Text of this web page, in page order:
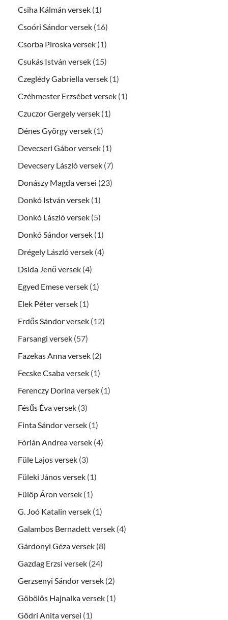
Csiha Kálmán versek (1)
Csoóri Sándor versek (16)
Csorba Piroska versek (1)
Csukás István versek (15)
Czeglédy Gabriella versek (1)
Czéhmester Erzsébet versek (1)
Czuczor Gergely versek (1)
Dénes György versek (1)
Devecseri Gábor versek (1)
Devecsery László versek (7)
Donászy Magda versei (23)
Donkó István versek (1)
Donkó László versek (5)
Donkó Sándor versek (1)
Drégely László versek (4)
Dsida Jenő versek (4)
Egyed Emese versek (1)
Elek Péter versek (1)
Erdős Sándor versek (12)
Farsangi versek (57)
Fazekas Anna versek (2)
Fecske Csaba versek (1)
Ferenczy Dorina versek (1)
Fésűs Éva versek (3)
Finta Sándor versek (1)
Fórián Andrea versek (4)
Füle Lajos versek (3)
Füleki János versek (1)
Fülöp Áron versek (1)
G. Joó Katalin versek (1)
Galambos Bernadett versek (4)
Gárdonyi Géza versek (8)
Gazdag Erzsi versek (24)
Gerzsenyi Sándor versek (2)
Göbölös Hajnalka versek (1)
Gödri Anita versei (1)